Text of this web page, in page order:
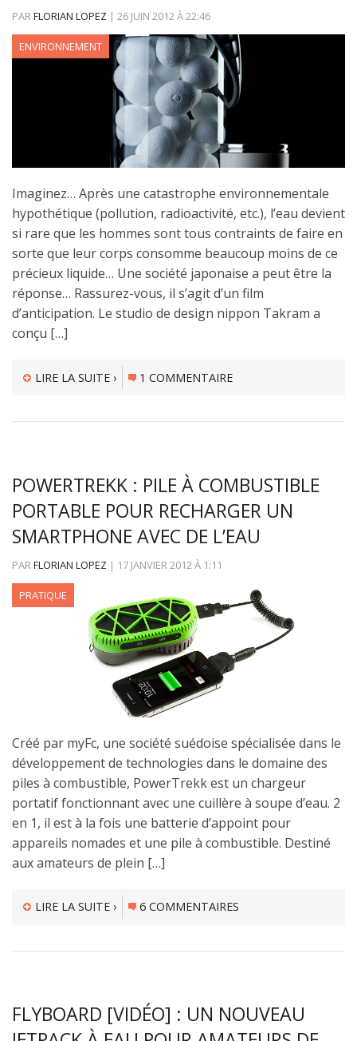
PAR FLORIAN LOPEZ | 26 JUIN 2012 À 22:46
ENVIRONNEMENT
Imaginez… Après une catastrophe environnementale
hypothétique (pollution, radioactivité, etc.), l’eau devient
si rare que les hommes sont tous contraints de faire en
sorte que leur corps consomme beaucoup moins de ce
précieux liquide… Une société japonaise a peut être la
réponse… Rassurez-vous, il s’agit d’un film
d’anticipation. Le studio de design nippon Takram a
conçu […]
LIRE LA SUITE › 1 COMMENTAIRE
POWERTREKK : PILE À COMBUSTIBLE
PORTABLE POUR RECHARGER UN
SMARTPHONE AVEC DE L’EAU
PARFLORIAN LOPEZ | 17 JANVIER 2012À 1:11
PRATIQUE
Créé par myFc, une société suédoise spécialisée dans le
développement de technologies dans le domaine des
piles à combustible, PowerTrekk est un chargeur
portatif fonctionnant avec une cuillère à soupe d’eau. 2
en 1, il est à la fois une batterie d’appoint pour
appareils nomades et une pile à combustible. Destiné
aux amateurs de plein […]
LIRE LA SUITE › 6 COMMENTAIRES
FLYBOARD [VIDÉO] : UN NOUVEAU